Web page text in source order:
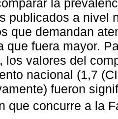
la
publicados a nivel
que demandan
que fuera mayor.
los valores del
nacional (1,7
fueron
que concurre a la